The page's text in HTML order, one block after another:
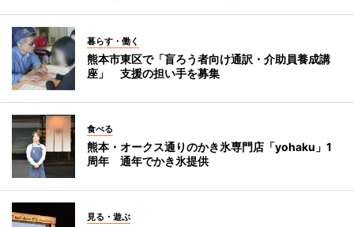
暮らす・働く
熊本市東区で「盲ろう者向け通訳・介助員養成講
座」 支援の担い手を募集
食べる
熊本・オークス通りのかき氷専門店「yohaku」1
周年 通年でかき氷提供
見る・遊ぶ